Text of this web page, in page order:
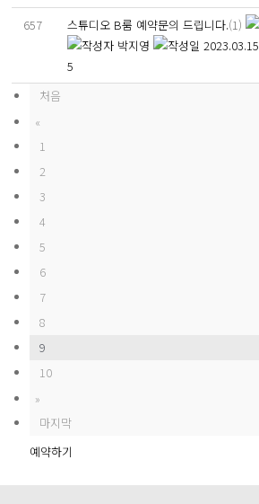
657 스튜디오 B룸 예약문의 드립니다.(1)
박지영
2023.03.15
5
처음
«
1
2
3
4
5
6
7
8
9
10
»
마지막
예약하기